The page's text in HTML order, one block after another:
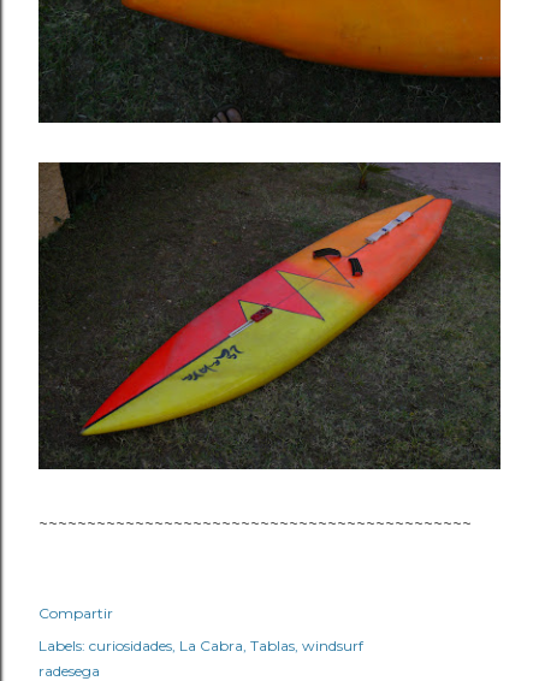
~~~~~~~~~~~~~~~~~~~~~~~~~~~~~~~~~~~~~~~~~~~~~
Compartir
Labels: curiosidades La Cabra Tablas windsurf
radesega